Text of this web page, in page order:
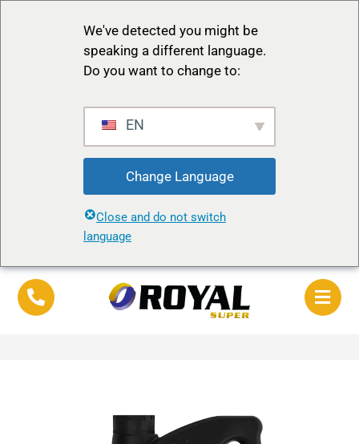
We've detected you might be
speaking a different language.
Do you want to change to:
EN
Change Language
Close and do not switch
language